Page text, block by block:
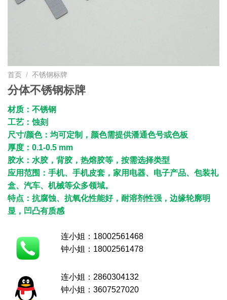
首页 / 不锈钢标牌
分体不锈钢标牌
材质：不锈钢
工艺：蚀刻
尺寸/颜色：均可定制，颜色需提供潘通色号或色板
厚度：0.1-0.5 mm
胶水：水胶，背胶，热熔胶等，按需选择类型
应用范围：手机、手机皮套，家用电器、电子产品、包装礼
盒、汽车、机械等众多领域。
特点：抗腐蚀、抗氧化性能好，耐溶剂性强，边缘轮廓明
显，凹凸有质感
连小姐：18002561468
钟小姐：18002561478
连小姐：2860304132
钟小姐：3607527020